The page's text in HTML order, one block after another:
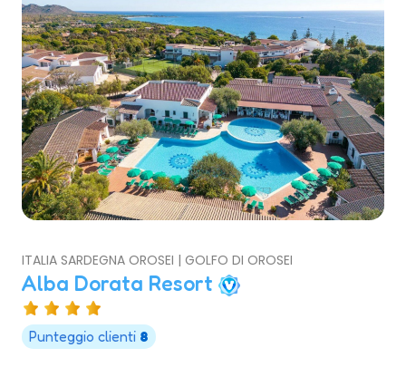
ITALIA SARDEGNA OROSEI | GOLFO DI OROSEI
Alba Dorata Resort
Punteggio clienti 8